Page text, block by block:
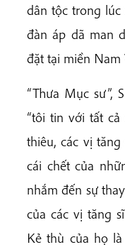
dân tộc trong
đàn áp dã man
đặt tại miền Nam
“Thưa Mục sư”,
“tôi tin với tất
thiêu, các vị
cái chết của
nhắm đến sự
của các vị tăng
Kẻ thù của họ